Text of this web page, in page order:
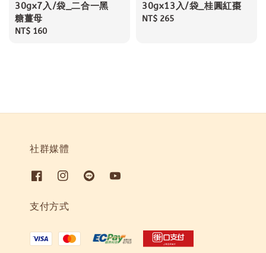
30gx7入/袋_二合一黑
糖薑母
Regular
NT$ 160
30gx13入/袋_桂圓紅棗
Regular
NT$ 265
社群媒體
支付方式